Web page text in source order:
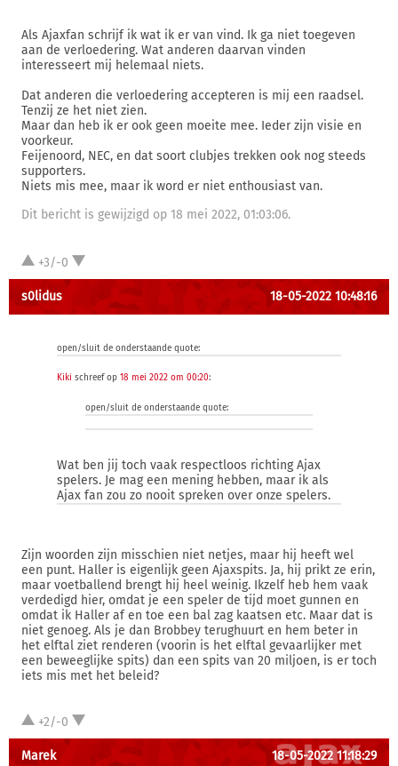
Als Ajaxfan schrijf ik wat ik er van vind. Ik ga niet toegeven
aan de verloedering. Wat anderen daarvan vinden
interesseert mij helemaal niets.
Dat anderen die verloedering accepteren is mij een raadsel.
Tenzij ze het niet zien.
Maar dan heb ik er ook geen moeite mee. Ieder zijn visie en
voorkeur.
Feijenoord, NEC, en dat soort clubjes trekken ook nog steeds
supporters.
Niets mis mee, maar ik word er niet enthousiast van.
Dit bericht is gewijzigd op 18 mei 2022, 01:03:06.
+3/-0
s0lidus 18-05-2022 10:48:16
open/sluit de onderstaande quote:
Kiki schreef op 18 mei 2022 om 00:20:
open/sluit de onderstaande quote:
Wat ben jij toch vaak respectloos richting Ajax
spelers. Je mag een mening hebben, maar ik als
Ajax fan zou zo nooit spreken over onze spelers.
Zijn woorden zijn misschien niet netjes, maar hij heeft wel
een punt. Haller is eigenlijk geen Ajaxspits. Ja, hij prikt ze erin,
maar voetballend brengt hij heel weinig. Ikzelf heb hem vaak
verdedigd hier, omdat je een speler de tijd moet gunnen en
omdat ik Haller af en toe een bal zag kaatsen etc. Maar dat is
niet genoeg. Als je dan Brobbey terughuurt en hem beter in
het elftal ziet renderen (voorin is het elftal gevaarlijker met
een beweeglijke spits) dan een spits van 20 miljoen, is er toch
iets mis met het beleid?
+2/-0
Marek 18-05-2022 11:18:29